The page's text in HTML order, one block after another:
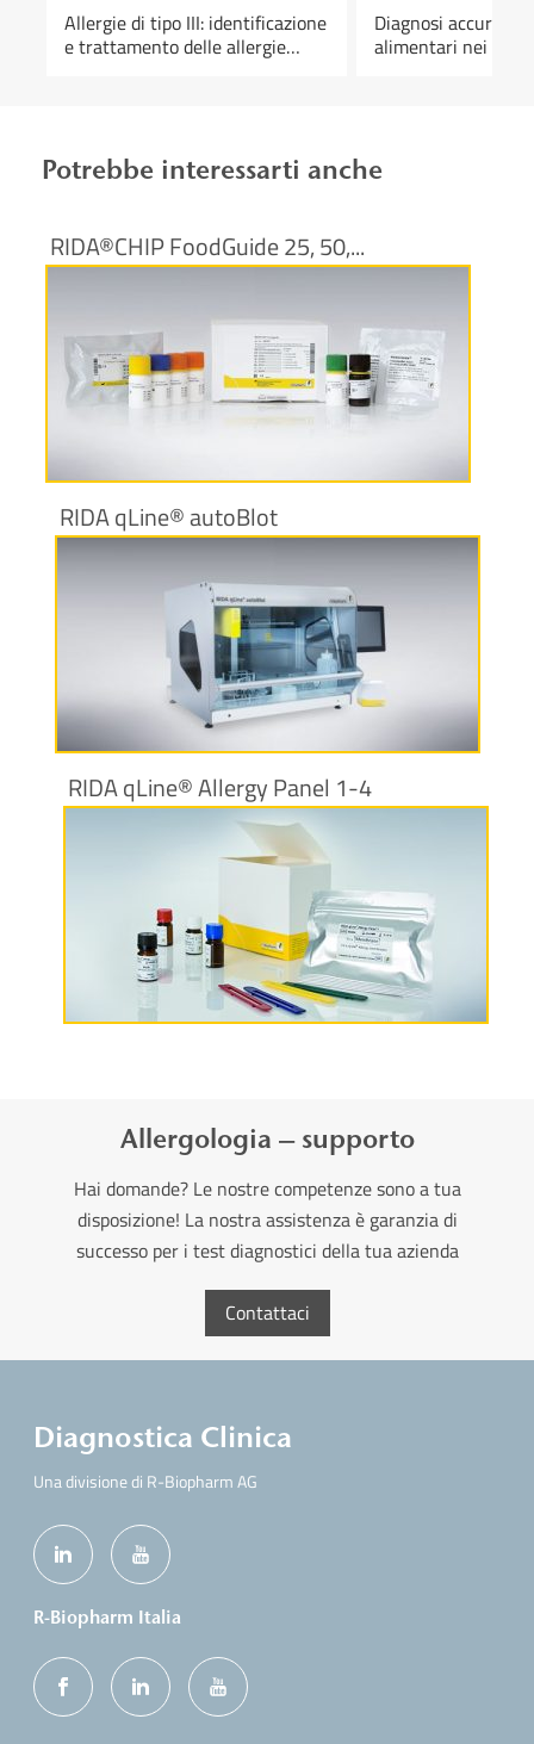
Allergie di tipo III: identificazione
e trattamento delle allergie
Diagnosi accurata
alimentari nei
Potrebbe interessarti anche
RIDA®CHIP FoodGuide 25, 50,...
Maggiori informazioni
RIDA qLine® autoBlot
Maggiori informazioni
RIDA qLine® Allergy Panel 1-4
Maggiori informazioni
Allergologia – supporto
Hai domande? Le nostre competenze sono a tua
disposizione! La nostra assistenza è garanzia di
successo per i test diagnostici della tua azienda
Contattaci
Diagnostica Clinica
Una divisione di R-Biopharm AG
R-Biopharm Italia